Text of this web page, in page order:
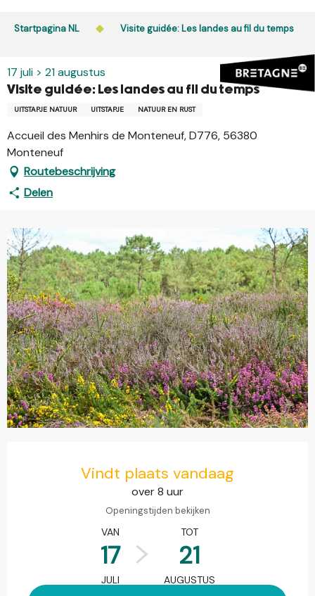
Startpagina NL Visite guidée: Les landes au fil du temps
17 juli > 21 augustus
Visite guidée: Les landes au fil du temps
UITSTAPJE NATUUR UITSTAPJE NATUUR EN RUST
Accueil des Menhirs de Monteneuf, D776, 56380
Monteneuf
Routebeschrijving
Delen
Vindt plaats vandaag
over 8 uur
Openingstijden bekijken
VAN
17
JULI
TOT
21
AUGUSTUS